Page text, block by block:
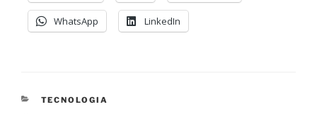
WhatsApp LinkedIn
CATEGORIE
TECNOLOGIA